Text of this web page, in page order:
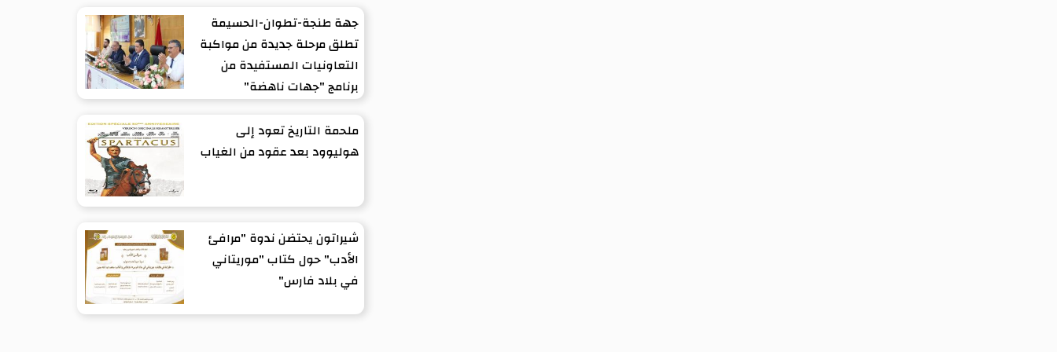
جهة طنجة-تطوان-الحسيمة
تطلق مرحلة جديدة من مواكبة
التعاونيات المستفيدة من
برنامج "جهات ناهضة"
ملحمة التاريخ تعود إلى
هوليوود بعد عقود من الغياب
شيراتون يحتضن ندوة "مرافئ
الأدب" حول كتاب "موريتاني
في بلاد فارس"